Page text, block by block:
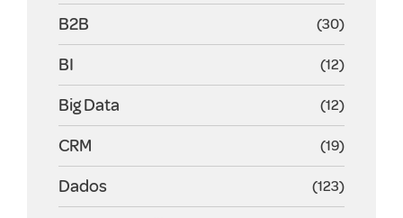
B2B (30)
BI (12)
Big Data (12)
CRM (19)
Dados (123)